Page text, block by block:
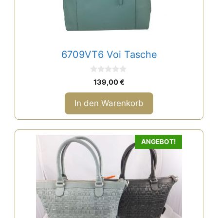
6709VT6 Voi Tasche
0
o
5
139,00€
In den Warenkorb
ANGEBOT!